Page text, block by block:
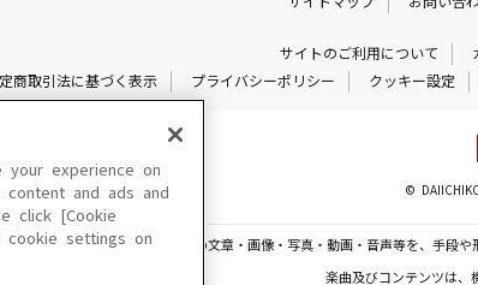
サイトのご利用について
商取引法に基づく表示
プライバシーポリシー クッキー設定
©
このサイトに掲載されている一切の文章・画像・写真・動画・音声等を、手段
楽曲及びコンテンツは、
your experience on
and ads and
click [Cookie
cookie settings on